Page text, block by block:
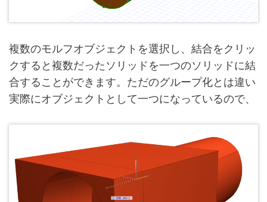
複数のモルフオブジェクトを選択し、結合をクリッ
クすると複数だったソリッドを一つのソリッドに結
合することができます。ただのグループ化とは違い
実際にオブジェクトとして一つになっているので、